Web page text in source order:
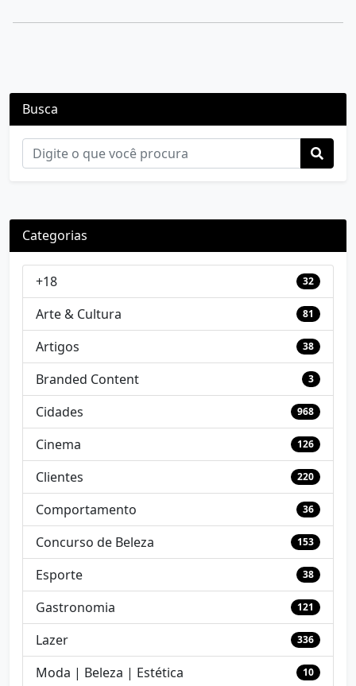
Busca
Categorias
+18 32
Arte & Cultura 81
Artigos 38
Branded Content 3
Cidades 968
Cinema 126
Clientes 220
Comportamento 36
Concurso de Beleza 153
Esporte 38
Gastronomia 121
Lazer 336
Moda | Beleza | Estética 10